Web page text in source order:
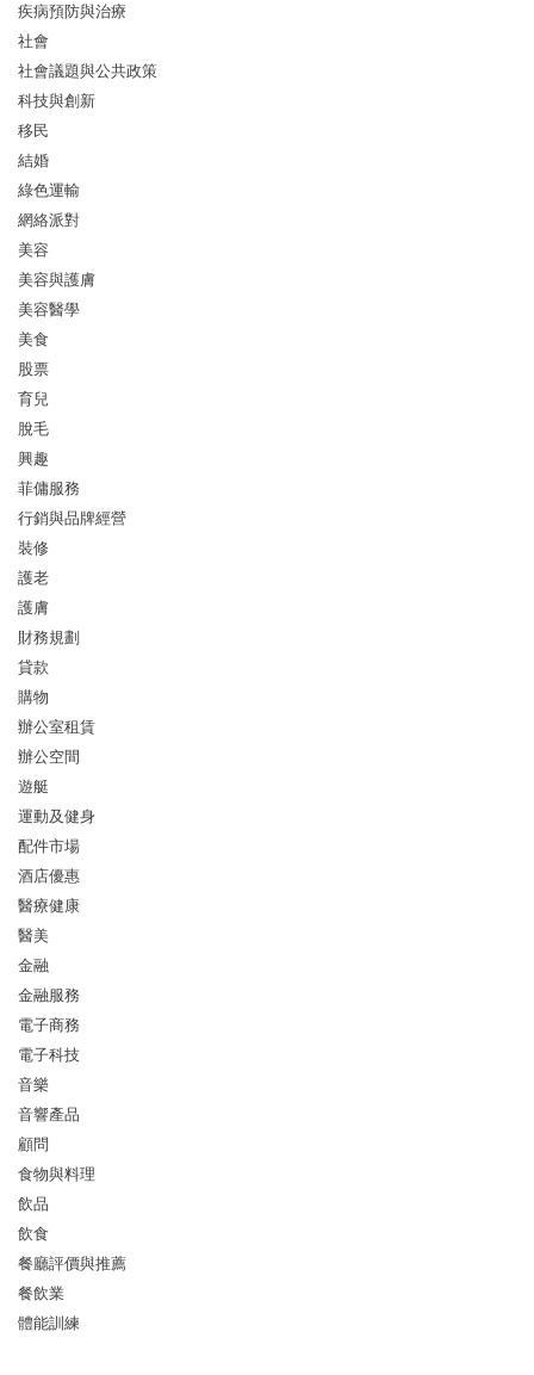
疾病預防與治療
社會
社會議題與公共政策
科技與創新
移民
結婚
綠色運輸
網絡派對
美容
美容與護膚
美容醫學
美食
股票
育兒
脫毛
興趣
菲傭服務
行銷與品牌經營
裝修
護老
護膚
財務規劃
貸款
購物
辦公室租賃
辦公空間
遊艇
運動及健身
配件市場
酒店優惠
醫療健康
醫美
金融
金融服務
電子商務
電子科技
音樂
音響產品
顧問
食物與料理
飲品
飲食
餐廳評價與推薦
餐飲業
體能訓練